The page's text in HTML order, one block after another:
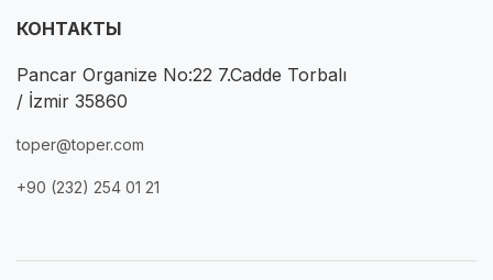
КОНТАКТЫ
Pancar Organize No:22 7.Cadde Torbalı
/ İzmir 35860
toper@toper.com
+90 (232) 254 01 21